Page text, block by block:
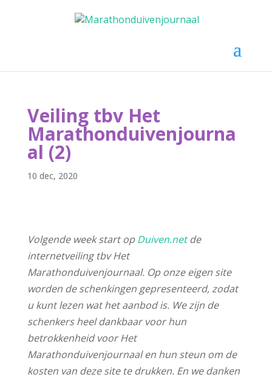
Veiling tbv Het
Marathonduivenjourna
al (2)
10 dec, 2020
Volgende week start opDuiven.netde
internetveiling tbv Het
Marathonduivenjournaal. Op onze eigen site
worden de schenkingen gepresenteerd, zodat
u kunt lezen wat het aanbod is. We zijn de
schenkers heel dankbaar voor hun
betrokkenheid voor Het
Marathonduivenjournaal en hun steun om de
kosten van deze site te drukken. En we danken